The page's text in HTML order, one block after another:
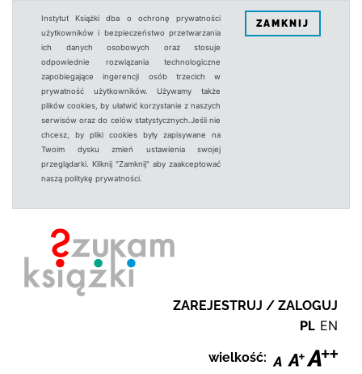
Instytut Książki dba o ochronę prywatności
użytkowników i bezpieczeństwo przetwarzania
ich danych osobowych oraz stosuje
odpowiednie rozwiązania technologiczne
zapobiegające ingerencji osób trzecich w
prywatność użytkowników. Używamy także
plików cookies, by ułatwić korzystanie z naszych
serwisów oraz do celów statystycznych.Jeśli nie
chcesz, by pliki cookies były zapisywane na
Twoim dysku zmień ustawienia swojej
przeglądarki. Kliknij "Zamknij" aby zaakceptować
naszą politykę prywatności.
ZAMKNIJ
ZAREJESTRUJ / ZALOGUJ
PL EN
wielkość: